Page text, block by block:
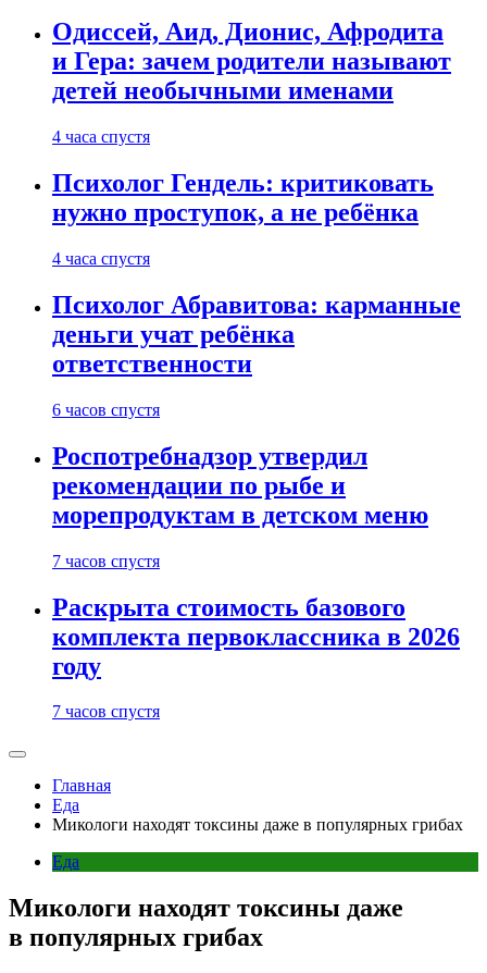
Одиссей, Аид, Дионис, Афродита
и Гера: зачем родители называют
детей необычными именами
4 часа спустя
Психолог Гендель: критиковать
нужно проступок, а не ребёнка
4 часа спустя
Психолог Абравитова: карманные
деньги учат ребёнка
ответственности
6 часов спустя
Роспотребнадзор утвердил
рекомендации по рыбе и
морепродуктам в детском меню
7 часов спустя
Раскрыта стоимость базового
комплекта первоклассника в 2026
году
7 часов спустя
Главная
Еда
Микологи находят токсины даже в популярных грибах
Еда
Микологи находят токсины даже
в популярных грибах